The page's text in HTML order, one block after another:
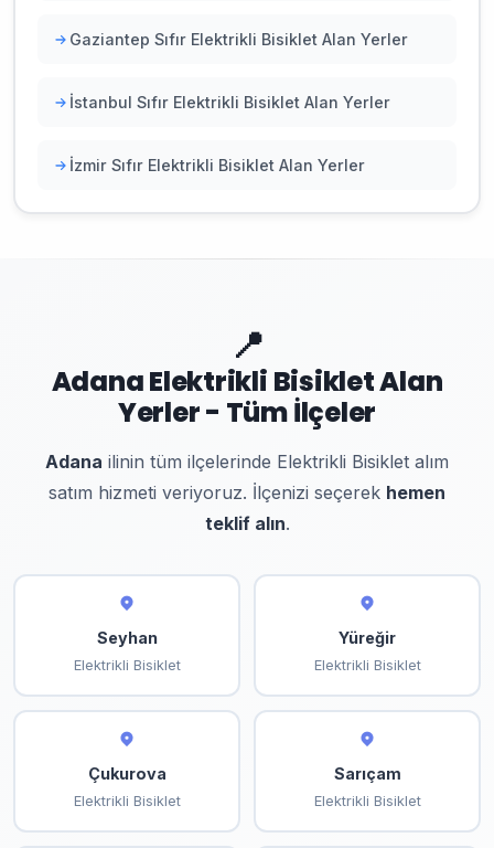
Gaziantep Sıfır Elektrikli Bisiklet Alan Yerler
İstanbul Sıfır Elektrikli Bisiklet Alan Yerler
İzmir Sıfır Elektrikli Bisiklet Alan Yerler
📍
Adana Elektrikli Bisiklet Alan
Yerler - Tüm İlçeler
Adana ilinin tüm ilçelerinde Elektrikli Bisiklet alım
satım hizmeti veriyoruz. İlçenizi seçerek hemen
teklif alın.
Seyhan
Elektrikli Bisiklet
Yüreğir
Elektrikli Bisiklet
Çukurova
Elektrikli Bisiklet
Sarıçam
Elektrikli Bisiklet